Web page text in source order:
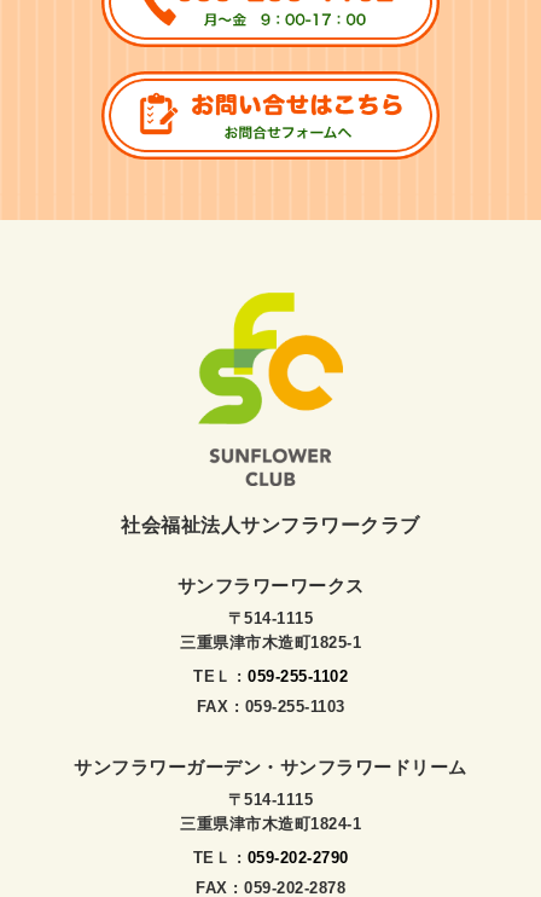
社会福祉法人サンフラワークラブ
サンフラワーワークス
〒514-1115
三重県津市木造町1825-1
TEＬ : 059-255-1102
FAX : 059-255-1103
サンフラワーガーデン・サンフラワードリーム
〒514-1115
三重県津市木造町1824-1
TEＬ : 059-202-2790
FAX : 059-202-2878